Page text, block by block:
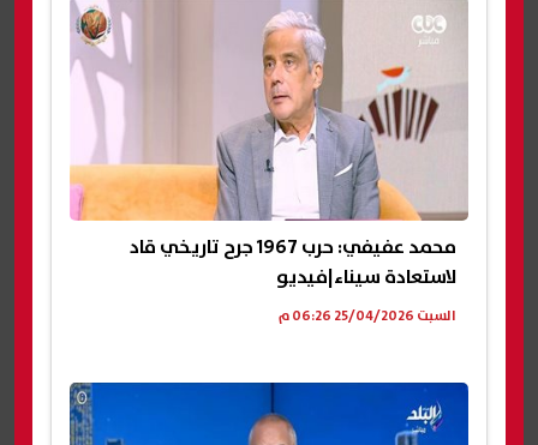
محمد عفيفي: حرب 1967 جرح تاريخي قاد
لاستعادة سيناء|فيديو
السبت 25/04/2026 06:26 م